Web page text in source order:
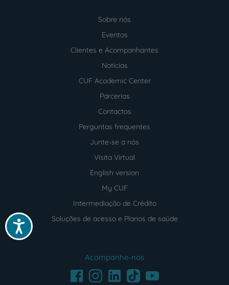
Acessibilidade
Sobre nós
Eventos
Clientes e Acompanhantes
Notícias
CUF Academic Center
Parcerias
Contactos
Perguntas frequentes
Junte-se a nós
Visita Virtual
English version
My CUF
Intermediação de Crédito
Soluções de acesso e Planos de saúde
Acompanhe-nos
FacebookInstagramLinkedInTikTokYoutube